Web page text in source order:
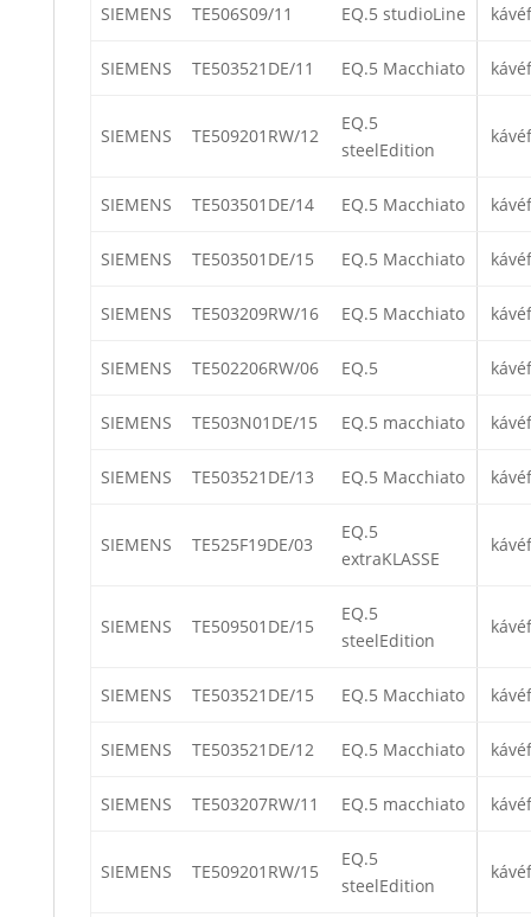
SIEMENS TE506S09/11 EQ.5 studioLine
SIEMENS TE503521DE/11 EQ.5 Macchiato
SIEMENS TE509201RW/12
EQ.5
steelEdition
SIEMENS TE503501DE/14 EQ.5 Macchiato
SIEMENS TE503501DE/15 EQ.5 Macchiato
SIEMENS TE503209RW/16 EQ.5 Macchiato
SIEMENS TE502206RW/06 EQ.5
SIEMENS TE503N01DE/15 EQ.5 macchiato
SIEMENS TE503521DE/13 EQ.5 Macchiato
SIEMENS TE525F19DE/03
EQ.5
extraKLASSE
SIEMENS TE509501DE/15
EQ.5
steelEdition
SIEMENS TE503521DE/15 EQ.5 Macchiato
SIEMENS TE503521DE/12 EQ.5 Macchiato
SIEMENS TE503207RW/11 EQ.5 macchiato
SIEMENS TE509201RW/15
EQ.5
steelEdition